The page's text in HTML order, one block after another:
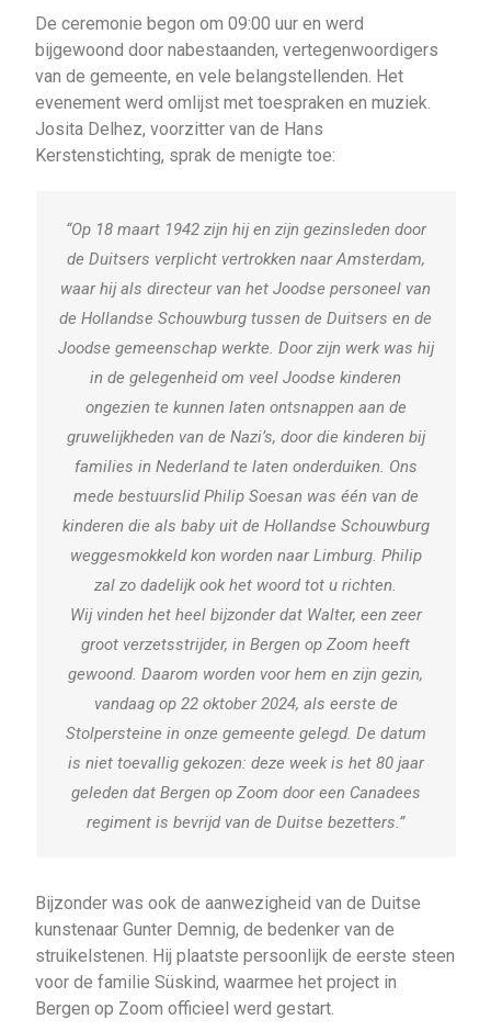
De ceremonie begon om 09:00 uur en werd
bijgewoond door nabestaanden, vertegenwoordigers
van de gemeente, en vele belangstellenden. Het
evenement werd omlijst met toespraken en muziek.
Josita Delhez, voorzitter van de Hans
Kerstenstichting, sprak de menigte toe:
“Op 18 maart 1942 zijn hij en zijn gezinsleden door
de Duitsers verplicht vertrokken naar Amsterdam,
waar hij als directeur van het Joodse personeel van
de Hollandse Schouwburg tussen de Duitsers en de
Joodse gemeenschap werkte. Door zijn werk was hij
in de gelegenheid om veel Joodse kinderen
ongezien te kunnen laten ontsnappen aan de
gruwelijkheden van de Nazi’s, door die kinderen bij
families in Nederland te laten onderduiken. Ons
mede bestuurslid Philip Soesan was één van de
kinderen die als baby uit de Hollandse Schouwburg
weggesmokkeld kon worden naar Limburg. Philip
zal zo dadelijk ook het woord tot u richten.
Wij vinden het heel bijzonder dat Walter, een zeer
groot verzetsstrijder, in Bergen op Zoom heeft
gewoond. Daarom worden voor hem en zijn gezin,
vandaag op 22 oktober 2024, als eerste de
Stolpersteine in onze gemeente gelegd. De datum
is niet toevallig gekozen: deze week is het 80 jaar
geleden dat Bergen op Zoom door een Canadees
regiment is bevrijd van de Duitse bezetters.”
Bijzonder was ook de aanwezigheid van de Duitse
kunstenaar Gunter Demnig, de bedenker van de
struikelstenen. Hij plaatste persoonlijk de eerste steen
voor de familie Süskind, waarmee het project in
Bergen op Zoom officieel werd gestart.